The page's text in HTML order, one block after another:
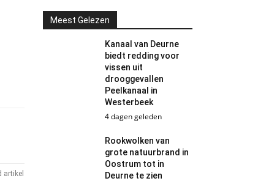
artikel
Meest Gelezen
Kanaal van Deurne
biedt redding voor
vissen uit
drooggevallen
Peelkanaal in
Westerbeek
4 dagen geleden
Rookwolken van
grote natuurbrand in
Oostrum tot in
Deurne te zien